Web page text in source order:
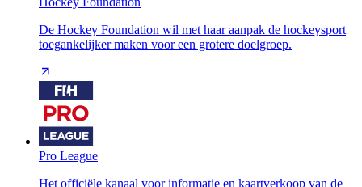
De Hockey Foundation wil met haar aanpak de hockeysport
toegankelijker maken voor een grotere doelgroep.
Pro League
Het officiële kanaal voor informatie en kaartverkoop van de